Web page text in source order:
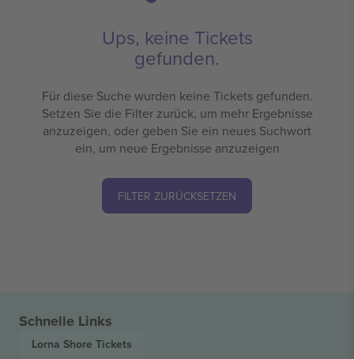
Ups, keine Tickets
gefunden.
Für diese Suche wurden keine Tickets gefunden.
Setzen Sie die Filter zurück, um mehr Ergebnisse
anzuzeigen, oder geben Sie ein neues Suchwort
ein, um neue Ergebnisse anzuzeigen
FILTER ZURÜCKSETZEN
Schnelle Links
Lorna Shore Tickets